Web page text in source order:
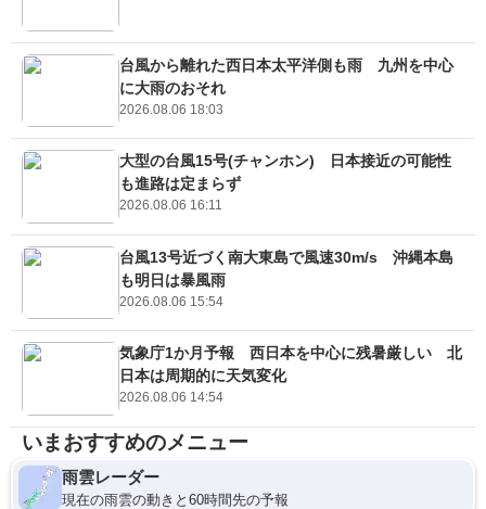
台風から離れた西日本太平洋側も雨 九州を中心
に大雨のおそれ
2026.08.06 18:03
大型の台風15号(チャンホン) 日本接近の可能性
も進路は定まらず
2026.08.06 16:11
台風13号近づく南大東島で風速30m/s 沖縄本島
も明日は暴風雨
2026.08.06 15:54
気象庁1か月予報 西日本を中心に残暑厳しい 北
日本は周期的に天気変化
2026.08.06 14:54
いまおすすめのメニュー
雨雲レーダー
現在の雨雲の動きと60時間先の予報